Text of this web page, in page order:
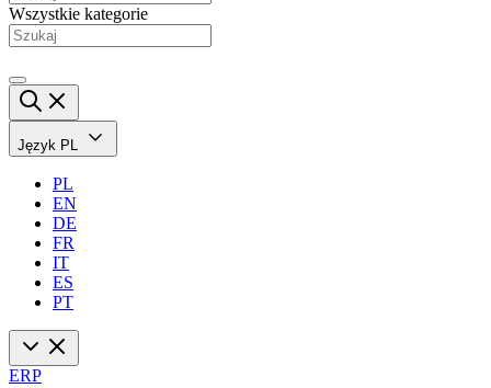
Wszystkie kategorie
Język PL
PL
EN
DE
FR
IT
ES
PT
ERP